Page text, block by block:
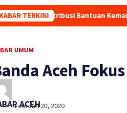
KABAR TERKINI
Bantuan Kemanusiaan Polri ke
UMUM
Aceh
ACEH
Februari 20, 2020